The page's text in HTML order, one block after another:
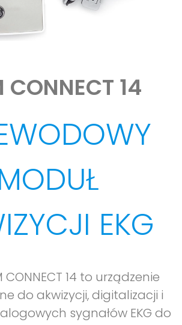
CONNECT 14
EKG
CONNECT 14 to urządzenie
do akwizycji, digitalizacji i
sygnałów EKG do